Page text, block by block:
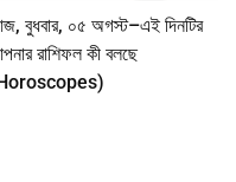
বুধবার, ০৫ অগস্ট–এই দিনটির
রাশিফল কী বলছে